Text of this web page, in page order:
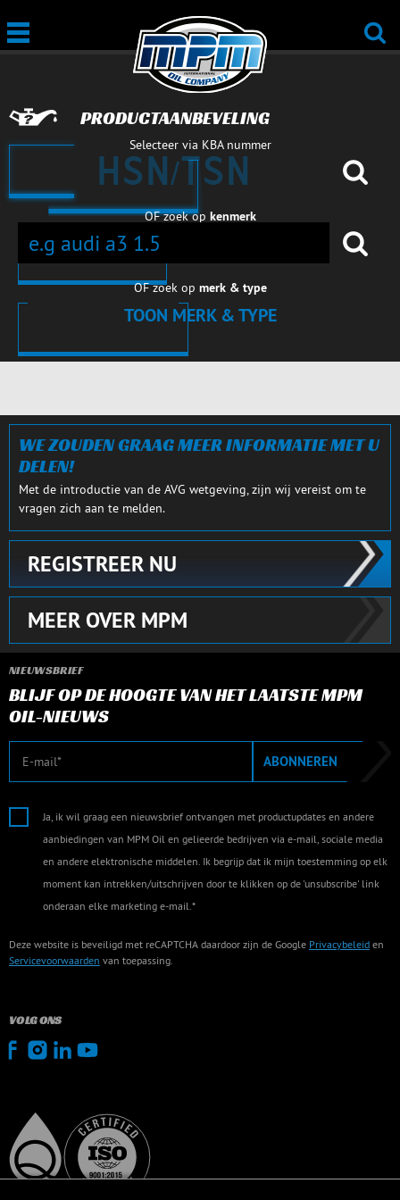
PRODUCTAANBEVELING
Selecteer via KBA nummer
OF zoek op kenmerk
OF zoek op merk & type
TOON MERK & TYPE
WE ZOUDEN GRAAG MEER INFORMATIE MET U
DELEN!
Met de introductie van de AVG wetgeving, zijn wij vereist om te
vragen zich aan te melden.
REGISTREER NU
MEER OVER MPM
NIEUWSBRIEF
BLIJF OP DE HOOGTE VAN HET LAATSTE MPM
OIL-NIEUWS
E-mail ABONNEREN
Ja, ik wil graag een nieuwsbrief ontvangen met productupdates en andere
aanbiedingen van MPM Oil en gelieerde bedrijven via e-mail, sociale media
en andere elektronische middelen. Ik begrijp dat ik mijn toestemming op elk
moment kan intrekken/uitschrijven door te klikken op de 'unsubscribe' link
onderaan elke marketing e-mail.*
Deze website is beveiligd met reCAPTCHA daardoor zijn de Google Privacybeleid en
Servicevoorwaarden van toepassing.
VOLG ONS